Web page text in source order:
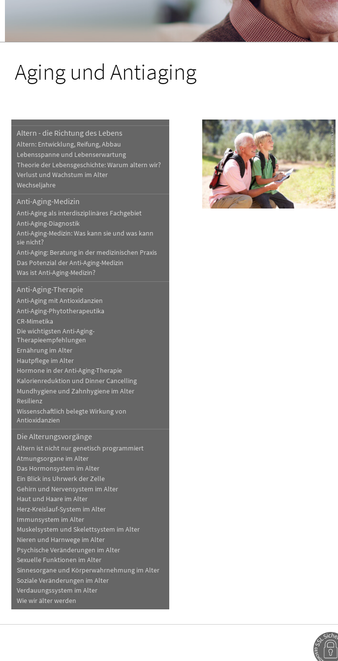
Apotheken vor Ort!
Schmerz- und Schlafmedizin
Aging und Antiaging
Altern - die Richtung des Lebens
Altern: Entwicklung, Reifung, Abbau
Lebensspanne und Lebenserwartung
Theorie der Lebensgeschichte: Warum altern wir?
Verlust und Wachstum im Alter
Wechseljahre
Anti-Aging-Medizin
Anti-Aging als interdisziplinäres Fachgebiet
Anti-Aging-Diagnostik
Anti-Aging-Medizin: Was kann sie und was kann
sie nicht?
Anti-Aging: Beratung in der medizinischen Praxis
Das Potenzial der Anti-Aging-Medizin
Was ist Anti-Aging-Medizin?
Anti-Aging-Therapie
Anti-Aging mit Antioxidanzien
Anti-Aging-Phytotherapeutika
CR-Mimetika
Die wichtigsten Anti-Aging-
Therapieempfehlungen
Ernährung im Alter
Hautpflege im Alter
Hormone in der Anti-Aging-Therapie
Kalorienreduktion und Dinner Cancelling
Mundhygiene und Zahnhygiene im Alter
Resilienz
Wissenschaftlich belegte Wirkung von
Antioxidanzien
Die Alterungsvorgänge
Altern ist nicht nur genetisch programmiert
Atmungsorgane im Alter
Das Hormonsystem im Alter
Ein Blick ins Uhrwerk der Zelle
Gehirn und Nervensystem im Alter
Haut und Haare im Alter
Herz-Kreislauf-System im Alter
Immunsystem im Alter
Muskelsystem und Skelettsystem im Alter
Nieren und Harnwege im Alter
Psychische Veränderungen im Alter
Sexuelle Funktionen im Alter
Sinnesorgane und Körperwahrnehmung im Alter
Soziale Veränderungen im Alter
Verdauungssystem im Alter
Wie wir älter werden